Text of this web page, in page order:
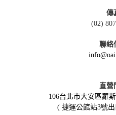
傳
(02)
聯絡
直營
106台北市大安區羅
( 捷運公館站3號